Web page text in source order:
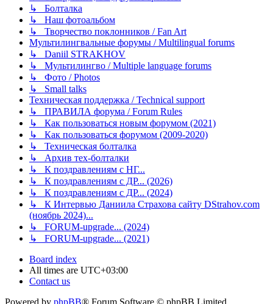
↳ Болталка
↳ Наш фотоальбом
↳ Творчество поклонников / Fan Art
Мультилингвальные форумы / Multilingual forums
↳ Daniil STRAKHOV
↳ Мультилингво / Multiple language forums
↳ Фото / Photos
↳ Small talks
Техническая поддержка / Technical support
↳ ПРАВИЛА форума / Forum Rules
↳ Как пользоваться новым форумом (2021)
↳ Как пользоваться форумом (2009-2020)
↳ Техническая болталка
↳ Архив тех-болталки
↳ К поздравлениям с НГ...
↳ К поздравлениям с ДР... (2026)
↳ К поздравлениям с ДР... (2024)
↳ К Интервью Даниила Страхова сайту DStrahov.com
(ноябрь 2024)...
↳ FORUM-upgrade... (2024)
↳ FORUM-upgrade... (2021)
Board index
All times are UTC+03:00
Contact us
Powered by phpBB® Forum Software © phpBB Limited